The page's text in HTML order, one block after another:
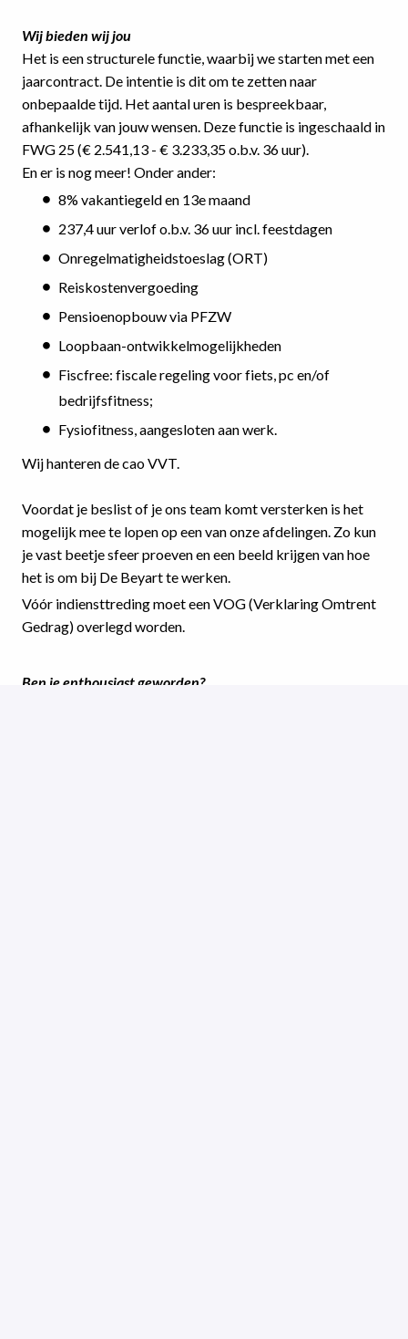
Wij bieden wij jou
Het is een structurele functie, waarbij we starten met een
jaarcontract. De intentie is dit om te zetten naar
onbepaalde tijd. Het aantal uren is bespreekbaar,
afhankelijk van jouw wensen. Deze functie is ingeschaald in
FWG 25 (€ 2.541,13 - € 3.233,35 o.b.v. 36 uur).
En er is nog meer! Onder ander:
8% vakantiegeld en 13e maand
237,4 uur verlof o.b.v. 36 uur incl. feestdagen
Onregelmatigheidstoeslag (ORT)
Reiskostenvergoeding
Pensioenopbouw via PFZW
Loopbaan-ontwikkelmogelijkheden
Fiscfree: fiscale regeling voor fiets, pc en/of
bedrijfsfitness;
Fysiofitness, aangesloten aan werk.
Wij hanteren de cao VVT.
Voordat je beslist of je ons team komt versterken is het
mogelijk mee te lopen op een van onze afdelingen. Zo kun
je vast beetje sfeer proeven en een beeld krijgen van hoe
het is om bij De Beyart te werken.
Vóór indiensttreding moet een VOG (Verklaring Omtrent
Gedrag) overlegd worden.
Ben je enthousiast geworden?